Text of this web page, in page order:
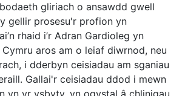
gliriach o ansawdd gwell
gellir prosesu'r profion yn
rhaid i’r Adran Gardioleg yn
aros am o leiaf diwrnod, neu
i dderbyn ceisiadau am sganiau
Gallai'r ceisiadau ddod i mewn